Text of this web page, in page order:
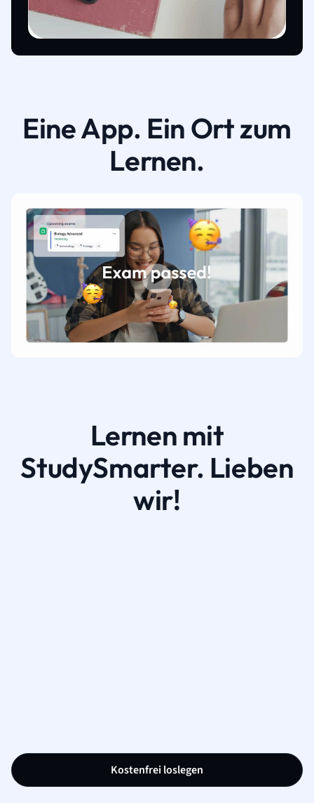
Eine App. Ein Ort zum
Lernen.
Lernen mit
StudySmarter. Lieben
wir!
Kostenfrei loslegen